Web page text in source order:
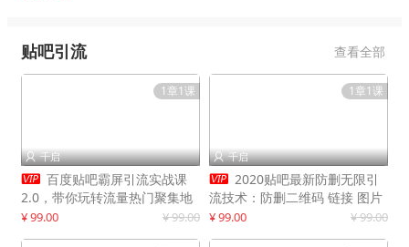
贴吧引流 查看全部
1章1课
 千启
 百度贴吧霸屏引流实战课
2.0，带你玩转流量热门聚集地
¥ 99.00 ¥ 99.00
1章1课
 千启
 2020贴吧最新防删无限引
流技术：防删二维码 链接 图片
制作
¥ 99.00 ¥ 99.00